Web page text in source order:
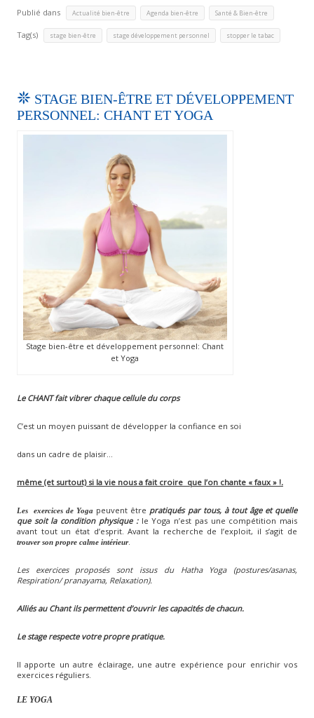
Publié dans Actualité bien-être Agenda bien-être Santé & Bien-être
Tag(s) stage bien-être stage développement personnel stopper le tabac
STAGE BIEN-ÊTRE ET DÉVELOPPEMENT
PERSONNEL: CHANT ET YOGA
Stage bien-être et développement personnel: Chant
et Yoga
Le CHANT fait vibrer chaque cellule du corps
C’est un moyen puissant de développer la confiance en soi
dans un cadre de plaisir…
même (et surtout) si la vie nous a fait croire que l’on chante « faux » !.
Les exercices de Yoga peuvent être pratiqués par tous, à tout âge et quelle
que soit la condition physique : le Yoga n’est pas une compétition mais
avant tout un état d’esprit. Avant la recherche de l’exploit, il s’agit de
trouver son propre calme intérieur.
Les exercices proposés sont issus du Hatha Yoga (postures/asanas,
Respiration/ pranayama, Relaxation).
Alliés au Chant ils permettent d’ouvrir les capacités de chacun.
Le stage respecte votre propre pratique.
Il apporte un autre éclairage, une autre expérience pour enrichir vos
exercices réguliers.
LE YOGA